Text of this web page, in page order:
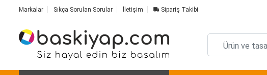
Markalar Sıkça Sorulan Sorular İletişim Sipariş Takibi